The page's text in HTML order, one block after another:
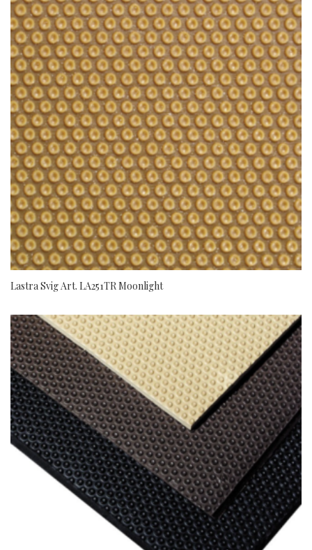
Lastra Svig Art. LA251TR Moonlight